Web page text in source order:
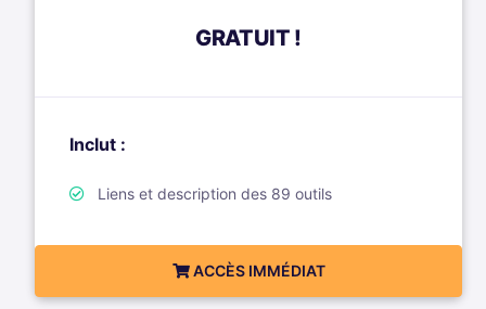
GRATUIT !
Inclut :
Liens et description des 89 outils
ACCÈS IMMÉDIAT